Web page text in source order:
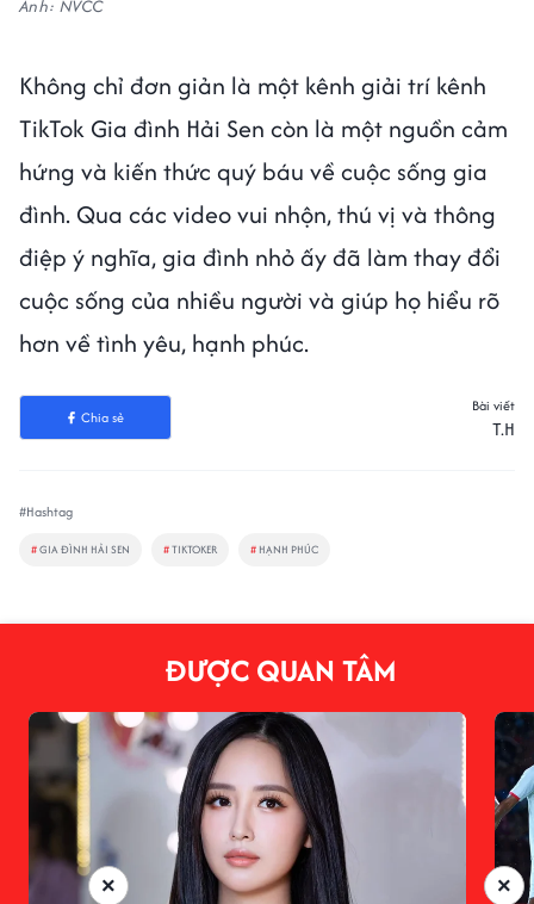
Ảnh: NVCC
Không chỉ đơn giản là một kênh giải trí kênh
TikTok Gia đình Hải Sen còn là một nguồn cảm
hứng và kiến thức quý báu về cuộc sống gia
đình. Qua các video vui nhộn, thú vị và thông
điệp ý nghĩa, gia đình nhỏ ấy đã làm thay đổi
cuộc sống của nhiều người và giúp họ hiểu rõ
hơn về tình yêu, hạnh phúc.
Chia sẻ
Bài viết
T.H
#Hashtag
#GIA ĐÌNH HẢI SEN #TIKTOKER # HẠNH PHÚC
ĐƯỢC QUAN TÂM
×
×